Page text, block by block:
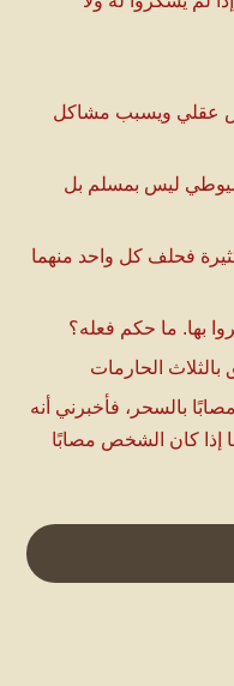
عقلي ويسبب مشاكل
ليس بمسلم بل
فحلف كل واحد منهما
بها. ما حكم فعله؟
الحارمات
بالسحر، فأخبرني أنه
إذا كان الشخص مصابًا